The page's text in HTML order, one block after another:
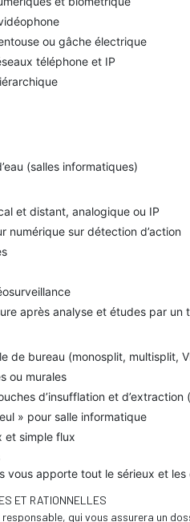
ou gâche électrique
téléphone et IP
(salles informatiques)
et distant, analogique ou IP
numérique sur détection d’action
après analyse et études par un
de bureau (monosplit, multisplit,
ou murales
d’insufflation et d’extraction
» pour salle informatique
et simple flux
vous apporte tout le sérieux et
ET RATIONNELLES
qui vous assurera un